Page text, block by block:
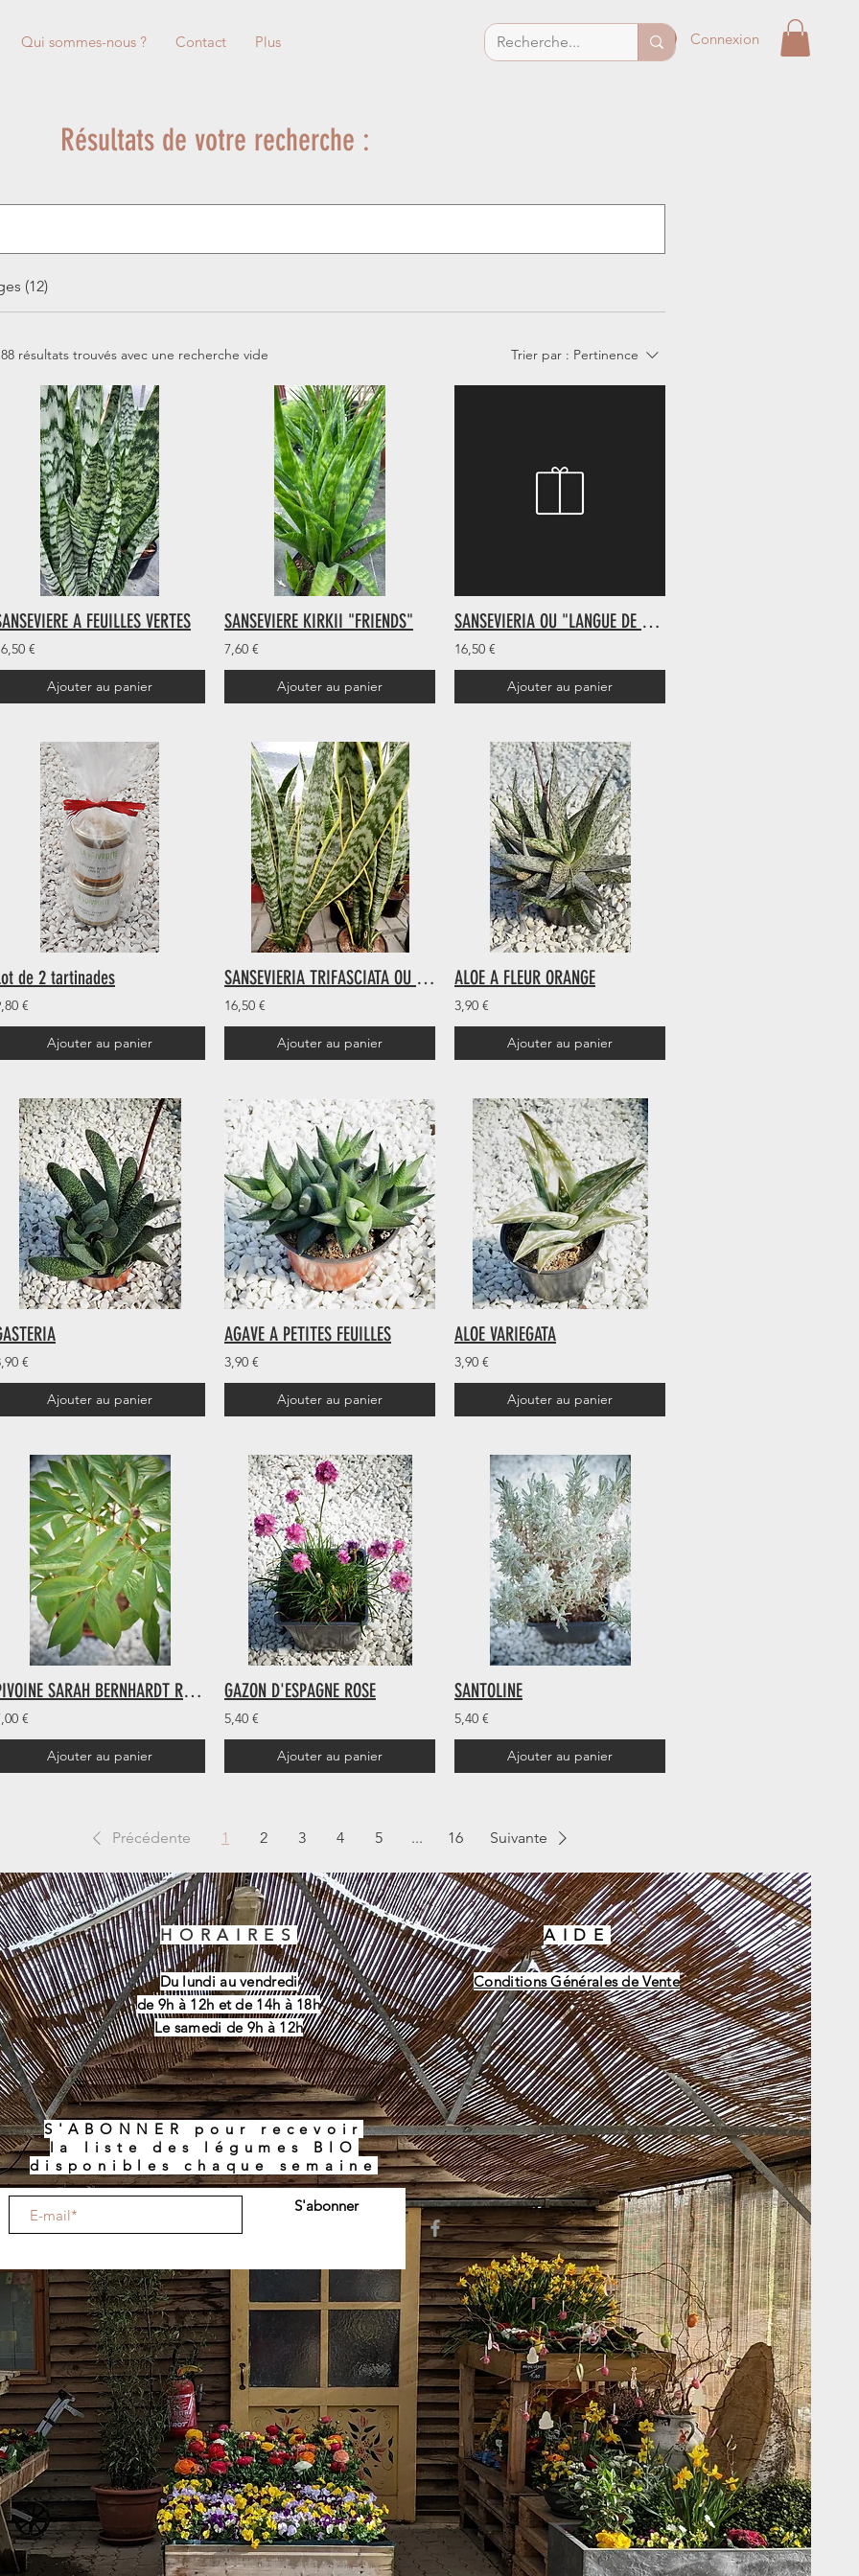
Qui sommes-nous ? Contact Plus Connexion
Résultats de votre recherche :
(12)
résultats trouvés avec une recherche vide Trier par : Pertinence
A FEUILLES VERTES
€
Ajouter au panier
SANSEVIERE KIRKII "FRIENDS"
7,60 €
Ajouter au panier
SANSEVIERIA OU "LANGUE DE BELLE-MERE"
16,50 €
Ajouter au panier
de 2 tartinades
€
Ajouter au panier
SANSEVIERIA TRIFASCIATA OU "LANGUE DE BELLE-MERE"
16,50 €
Ajouter au panier
ALOE A FLEUR ORANGE
3,90 €
Ajouter au panier
€
Ajouter au panier
AGAVE A PETITES FEUILLES
3,90 €
Ajouter au panier
ALOE VARIEGATA
3,90 €
Ajouter au panier
PIVOINE SARAH BERNHARDT ROSE CLAIR
€
Ajouter au panier
GAZON D'ESPAGNE ROSE
5,40 €
Ajouter au panier
SANTOLINE
5,40 €
Ajouter au panier
Précédente 1 2 3 4 5 ... 16 Suivante
HORAIRES
Du lundi au vendredi
de 9h à 12h et de 14h à 18h
Le samedi de 9h à 12h
AIDE
Conditions Générales de Vente
S'ABONNER pour recevoir
la liste des légumes BIO
disponibles chaque semaine
S'abonner